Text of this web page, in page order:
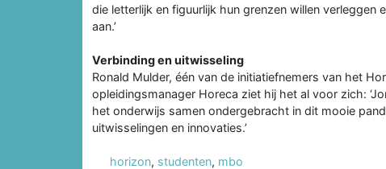
die letterlijk en figuurlijk hun grenzen willen
aan.’
Verbinding en uitwisseling
Ronald Mulder, één van de initiatiefnemers van het
opleidingsmanager Horeca ziet hij het al voor zich:
het onderwijs samen ondergebracht in dit mooie
uitwisselingen en innovaties.’
horizon, studenten, mbo